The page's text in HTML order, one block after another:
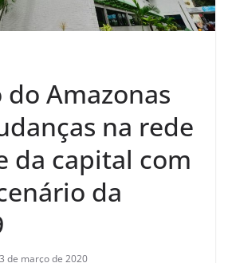
do Amazonas
na rede
da capital com
da
de março de 2020